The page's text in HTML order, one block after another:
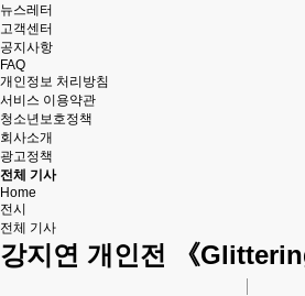
뉴스레터
고객센터
공지사항
FAQ
개인정보 처리방침
서비스 이용약관
청소년보호정책
회사소개
광고정책
전체 기사
Home
전시
전체 기사
강지연 개인전 《